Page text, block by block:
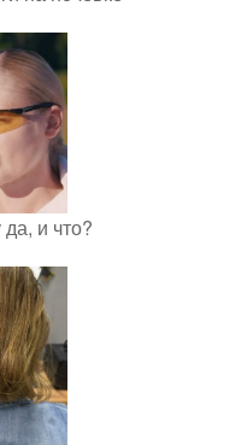
и что?